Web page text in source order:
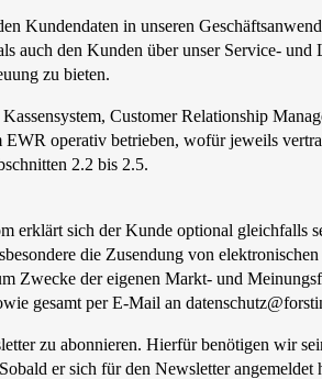
Kundendaten in unseren
auch den Kunden über unser Service-
zu bieten.
Customer Relationship
operativ betrieben, wofür jeweils
2.2 bis 2.5.
sich der Kunde optional gleichfalls
die Zusendung von
Zwecke der eigenen Markt- und
gesamt per E-Mail an
zu abonnieren. Hierfür benötigen wir
er sich für den Newsletter